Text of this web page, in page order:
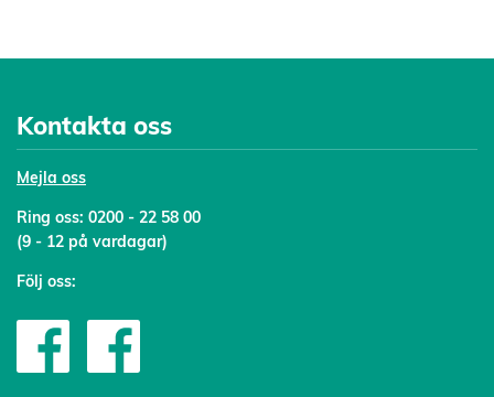
Kontakta oss
Mejla oss
Ring oss: 0200 - 22 58 00
(9 - 12 på vardagar)
Följ oss: